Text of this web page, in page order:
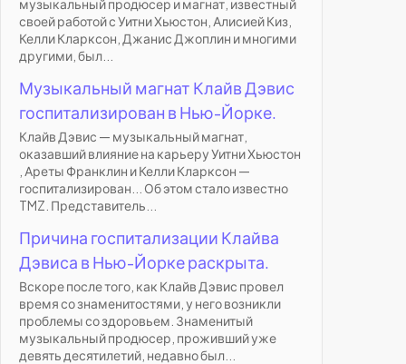
музыкальный продюсер и магнат, известный
своей работой с Уитни Хьюстон, Алисией Киз,
Келли Кларксон, Джанис Джоплин и многими
другими, был...
Музыкальный магнат Клайв Дэвис
госпитализирован в Нью-Йорке.
Клайв Дэвис — музыкальный магнат,
оказавший влияние на карьеру Уитни Хьюстон
, Ареты Франклин и Келли Кларксон —
госпитализирован... Об этом стало известно
TMZ. Представитель...
Причина госпитализации Клайва
Дэвиса в Нью-Йорке раскрыта.
Вскоре после того, как Клайв Дэвис провел
время со знаменитостями, у него возникли
проблемы со здоровьем. Знаменитый
музыкальный продюсер, проживший уже
девять десятилетий, недавно был...